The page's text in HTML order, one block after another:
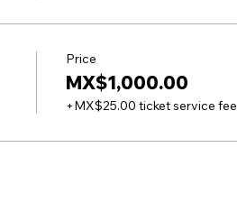
Price
MX$1,000.00
+MX$25.00 ticket service fee